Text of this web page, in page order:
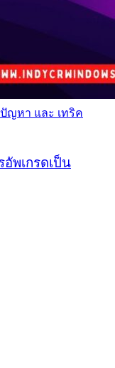
ญหา และ เทริค
พเกรดเป็น